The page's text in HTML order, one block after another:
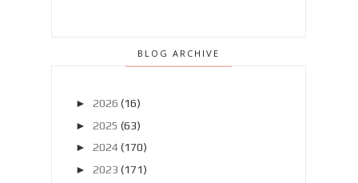
BLOG ARCHIVE
► 2026 (16)
► 2025 (63)
► 2024 (170)
► 2023 (171)